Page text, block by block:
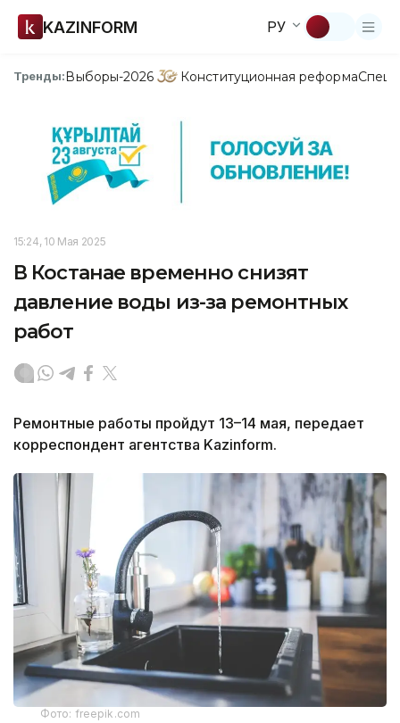
KAZINFORM РУ
Тренды:Выборы-2026 Конституционная реформа
15:24, 10 Мая 2025
В Костанае временно снизят
давление воды из-за ремонтных
работ
Ремонтные работы пройдут 13–14 мая, передает
корреспондент агентства Kazinform.
Фото: freepik.com